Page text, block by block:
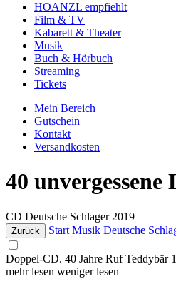
HOANZL empfiehlt
Film & TV
Kabarett & Theater
Musik
Buch & Hörbuch
Streaming
Tickets
Mein Bereich
Gutschein
Kontakt
Versandkosten
40 unvergessene
CD Deutsche Schlager 2019
Zurück Start Musik Deutsche
Doppel-CD. 40 Jahre Ruf Teddybär
mehr lesen weniger lesen